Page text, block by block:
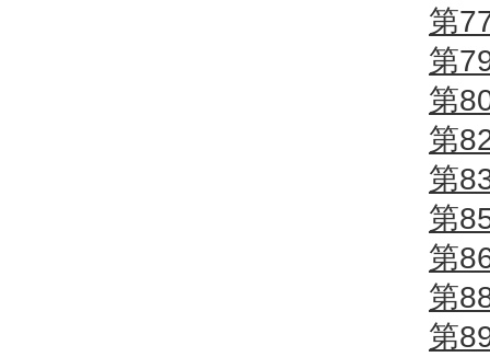
第
第
第
第
第
第
第
第
第